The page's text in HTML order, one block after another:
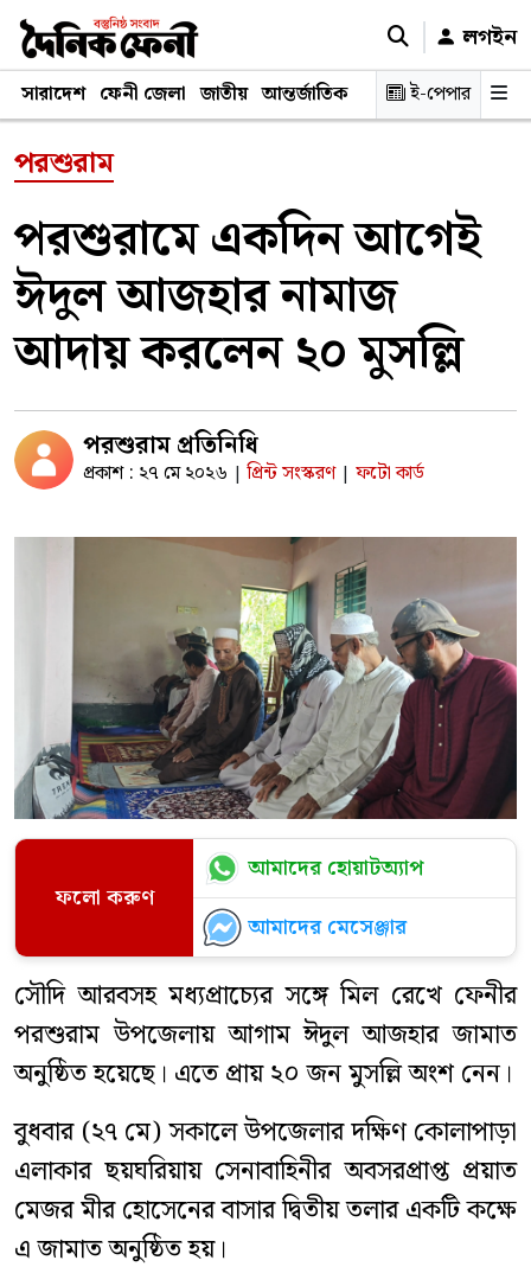
লগইন
সারাদেশ ফেনী জেলা জাতীয় আন্তর্জাতিক রাজনীতি স্বাস্থ্য শিক্ষা
ই-পেপার
পরশুরাম
পরশুরামে একদিন আগেই
ঈদুল আজহার নামাজ
আদায় করলেন ২০ মুসল্লি
পরশুরাম প্রতিনিধি
প্রকাশ : ২৭ মে ২০২৬ | প্রিন্ট সংস্করণ | ফটো কার্ড
ফলো করুণ
আমাদের হোয়াটঅ্যাপ
আমাদের মেসেঞ্জার
সৌদি আরবসহ মধ্যপ্রাচ্যের সঙ্গে মিল রেখে ফেনীর
পরশুরাম উপজেলায় আগাম ঈদুল আজহার জামাত
অনুষ্ঠিত হয়েছে। এতে প্রায় ২০ জন মুসল্লি অংশ নেন।
বুধবার (২৭ মে) সকালে উপজেলার দক্ষিণ কোলাপাড়া
এলাকার ছয়ঘরিয়ায় সেনাবাহিনীর অবসরপ্রাপ্ত প্রয়াত
মেজর মীর হোসেনের বাসার দ্বিতীয় তলার একটি কক্ষে
এ জামাত অনুষ্ঠিত হয়।